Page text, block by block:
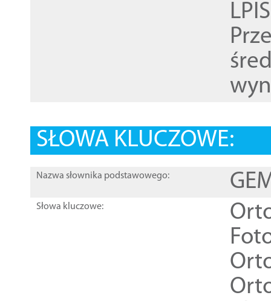
SŁOWA KLUCZOWE:
Nazwa słownika podstawowego:
Słowa kluczowe: